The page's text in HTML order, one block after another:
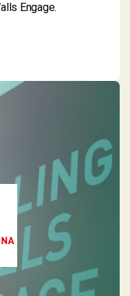
Engage.